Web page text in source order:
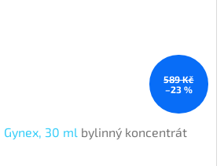
589 Kč
–23 %
Gynex, 30 ml bylinný koncentrát